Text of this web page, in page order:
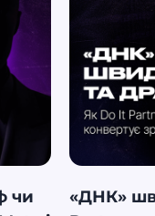
чи
«ДНК»